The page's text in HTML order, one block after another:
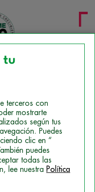
tu
terceros con
mostrarte
según tus
Puedes
clic en “
puedes
todas las
lee nuestra Política